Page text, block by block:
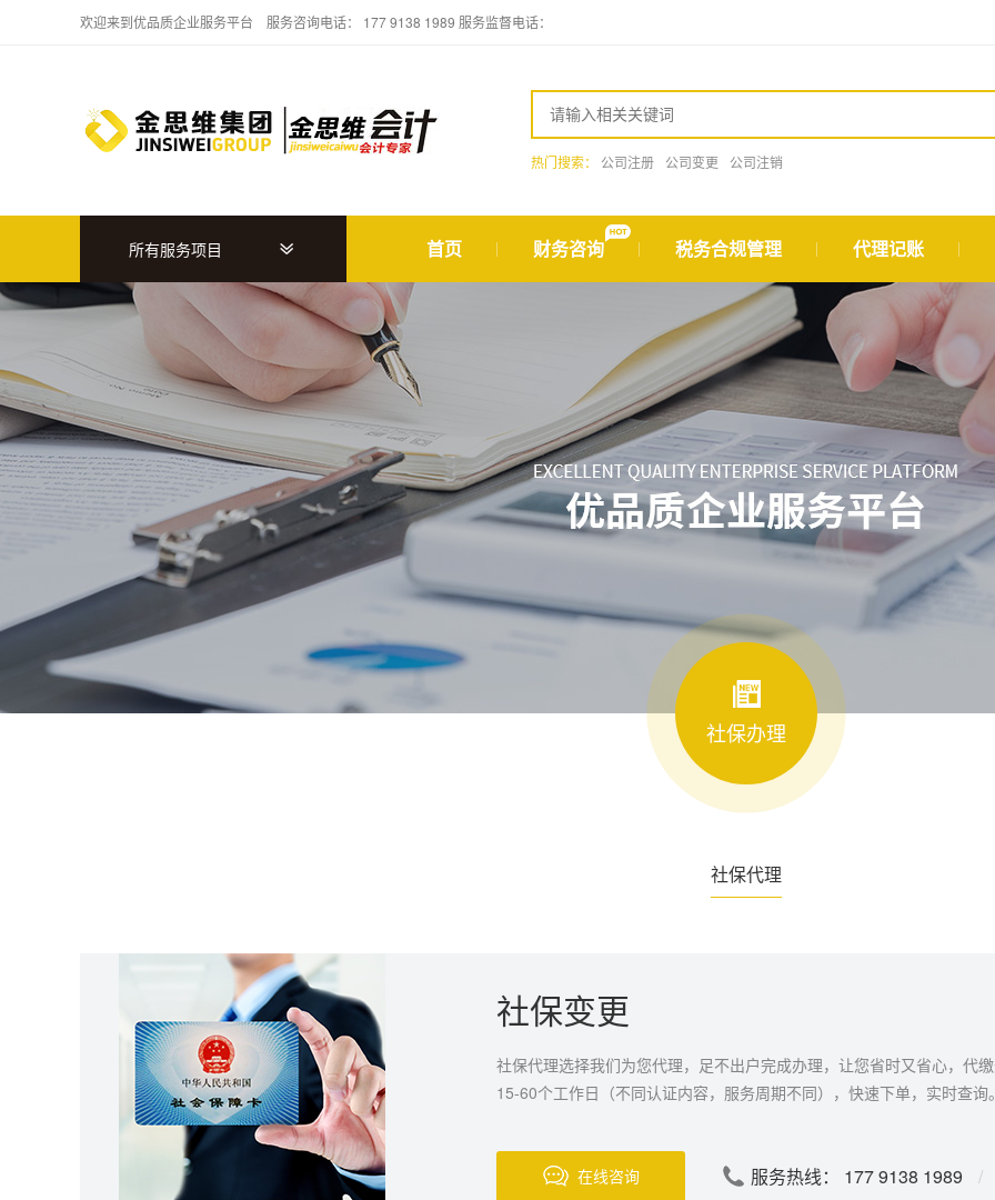
欢迎来到优品质企业服务平台 服务咨询电话： 177 9138 1989 服务监督电话：
热门搜索： 公司注册 公司变更 公司注销
所有服务项目 首页 财务咨询 税务合规管理 代理记账
社保办理
社保代理
社保变更
社保代理选择我们为您代理，足不出户完成办理，让您省时又省心，代
15-60个工作日（不同认证内容，服务周期不同），快速下单，实时查询
在线咨询 服务热线： 177 9138 1989 /